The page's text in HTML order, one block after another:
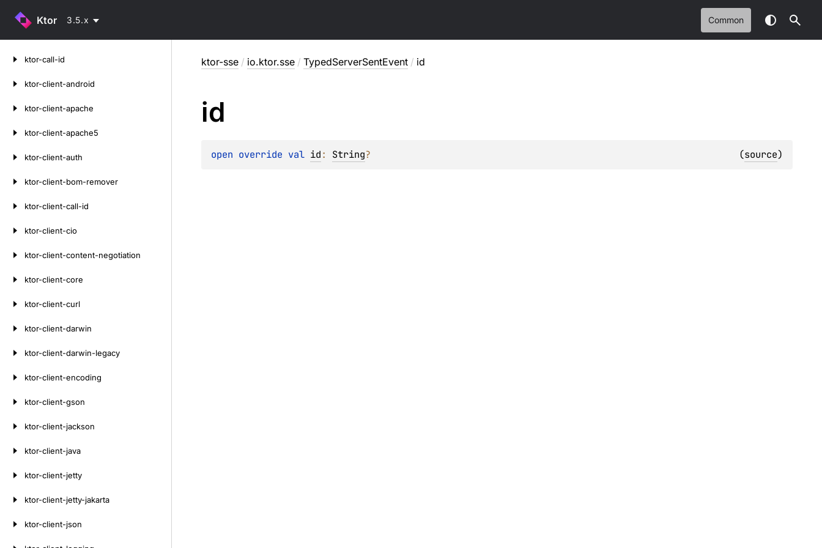
Ktor 3.5.x Common
ktor-call-id
ktor-client-android
ktor-client-apache
ktor-client-apache5
ktor-client-auth
ktor-client-bom-remover
ktor-client-call-id
ktor-client-cio
ktor-client-content-negotiation
ktor-client-core
ktor-client-curl
ktor-client-darwin
ktor-client-darwin-legacy
ktor-client-encoding
ktor-client-gson
ktor-client-jackson
ktor-client-java
ktor-client-jetty
ktor-client-jetty-jakarta
ktor-client-json
ktor-sse / io.ktor.sse / TypedServerSentEvent / id
id
open override val id: String? (source)